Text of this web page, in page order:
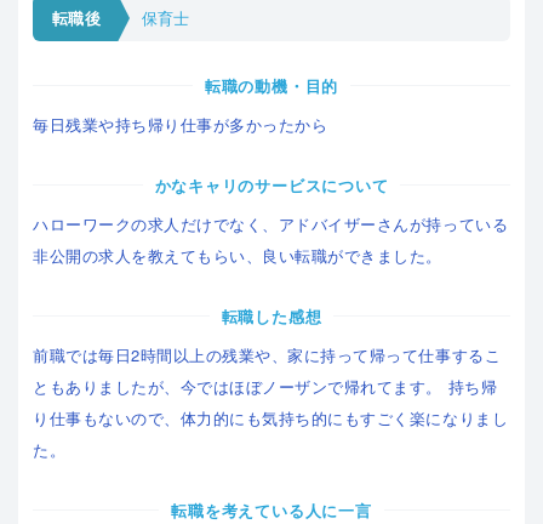
転職後 保育士
転職の動機・目的
毎日残業や持ち帰り仕事が多かったから
かなキャリのサービスについて
ハローワークの求人だけでなく、アドバイザーさんが持っている
非公開の求人を教えてもらい、良い転職ができました。
転職した感想
前職では毎日2時間以上の残業や、家に持って帰って仕事するこ
ともありましたが、今ではほぼノーザンで帰れてます。 持ち帰
り仕事もないので、体力的にも気持ち的にもすごく楽になりまし
た。
転職を考えている人に一言